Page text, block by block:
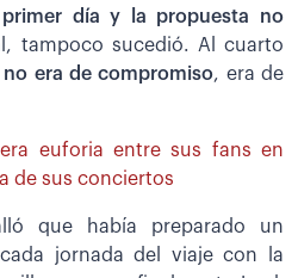
día y la propuesta no
tampoco sucedió. Al cuarto
no era de compromiso, era de
euforia entre sus fans en
de sus conciertos
que había preparado un
jornada del viaje con la